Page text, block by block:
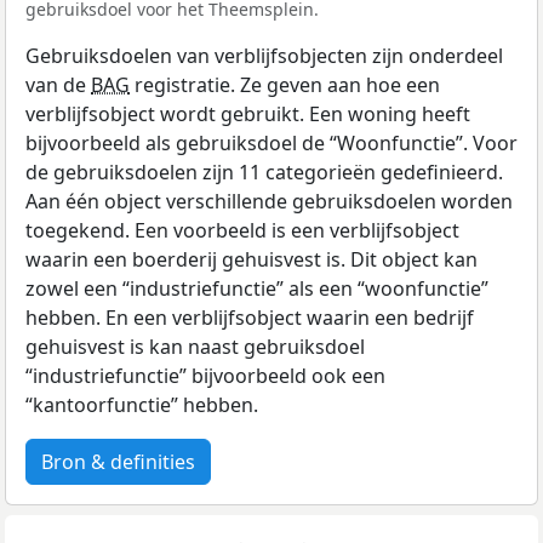
gebruiksdoel voor het Theemsplein.
Gebruiksdoelen van verblijfsobjecten zijn onderdeel
van deBAG registratie. Ze geven aan hoe een
verblijfsobject wordt gebruikt. Een woning heeft
bijvoorbeeld als gebruiksdoel de “Woonfunctie”. Voor
de gebruiksdoelen zijn 11 categorieën gedefinieerd.
Aan één object verschillende gebruiksdoelen worden
toegekend. Een voorbeeld is een verblijfsobject
waarin een boerderij gehuisvest is. Dit object kan
zowel een “industriefunctie” als een “woonfunctie”
hebben. En een verblijfsobject waarin een bedrijf
gehuisvest is kan naast gebruiksdoel
“industriefunctie” bijvoorbeeld ook een
“kantoorfunctie” hebben.
Bron & definities